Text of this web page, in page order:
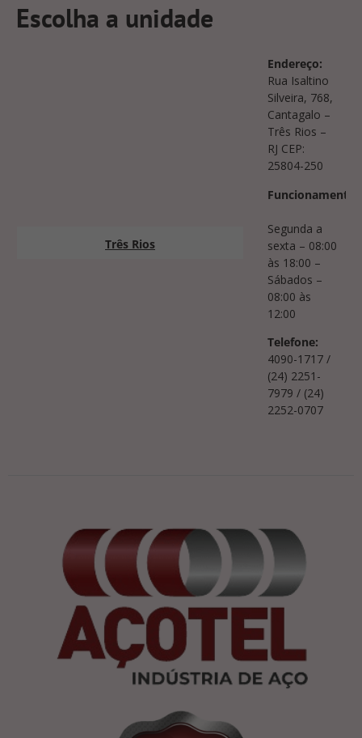
Escolha a unidade
Três Rios
Endereço:
Rua Isaltino
Silveira, 768,
Cantagalo –
Três Rios –
RJ CEP:
25804-250
Funcionamento:
Segunda a
sexta – 08:00
às 18:00 –
Sábados –
08:00 às
12:00
Telefone:
4090-1717 /
(24) 2251-
7979 / (24)
2252-0707